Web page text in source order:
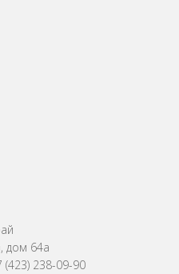
дом 64a
(423) 238-09-90